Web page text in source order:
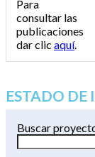
Para
consultar las
publicaciones
dar clic aquí.
ESTADO DE
Buscar